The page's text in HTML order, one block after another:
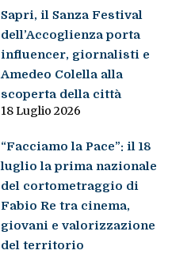
Sapri, il Sanza Festival
dell’Accoglienza porta
influencer, giornalisti e
Amedeo Colella alla
scoperta della città
18 Luglio 2026
“Facciamo la Pace”: il 18
luglio la prima nazionale
del cortometraggio di
Fabio Re tra cinema,
giovani e valorizzazione
del territorio